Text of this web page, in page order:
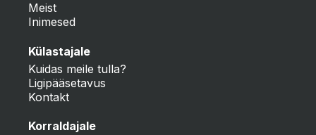
Meist
Inimesed
Külastajale
Kuidas meile tulla?
Ligipääsetavus
Kontakt
Korraldajale